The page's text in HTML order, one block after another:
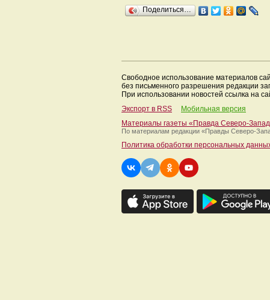
Поделиться…
Свободное использование материалов
без письменного разрешения редакции
При использовании новостей ссылка на
Экспорт в RSS
Мобильная версия
Материалы газеты «Правда Северо-
По материалам редакции «Правды Северо-
Политика обработки персональных